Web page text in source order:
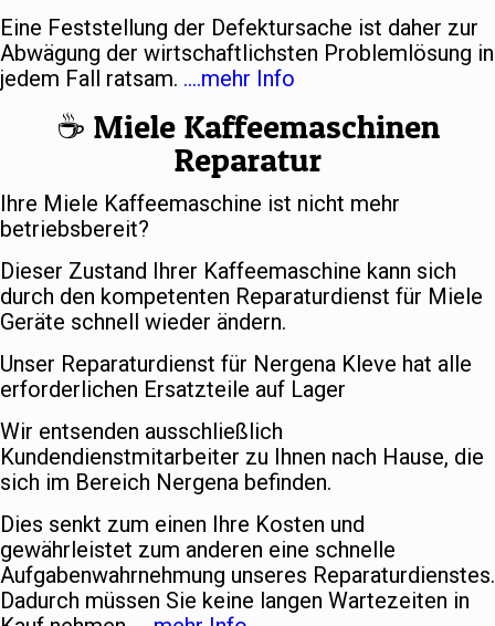
Eine Feststellung der Defektursache ist daher zur
Abwägung der wirtschaftlichsten Problemlösung in
jedem Fall ratsam. ….mehr Info
☕️ Miele Kaffeemaschinen
Reparatur
Ihre Miele Kaffeemaschine ist nicht mehr
betriebsbereit?
Dieser Zustand Ihrer Kaffeemaschine kann sich
durch den kompetenten Reparaturdienst für Miele
Geräte schnell wieder ändern.
Unser Reparaturdienst für Nergena Kleve hat alle
erforderlichen Ersatzteile auf Lager
Wir entsenden ausschließlich
Kundendienstmitarbeiter zu Ihnen nach Hause, die
sich im Bereich Nergena befinden.
Dies senkt zum einen Ihre Kosten und
gewährleistet zum anderen eine schnelle
Aufgabenwahrnehmung unseres Reparaturdienstes.
Dadurch müssen Sie keine langen Wartezeiten in